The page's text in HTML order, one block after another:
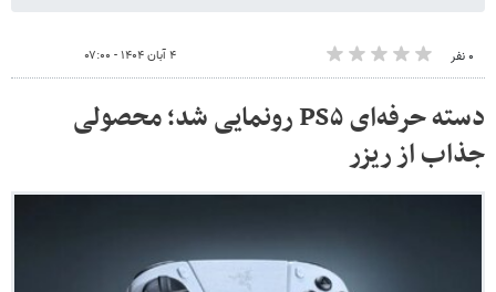
۰ نفر ۴ آبان ۱۴۰۴ - ۰۷:۰۰
دسته حرفه‌ای PS۵ رونمایی شد؛ محصولی
جذاب از ریزر